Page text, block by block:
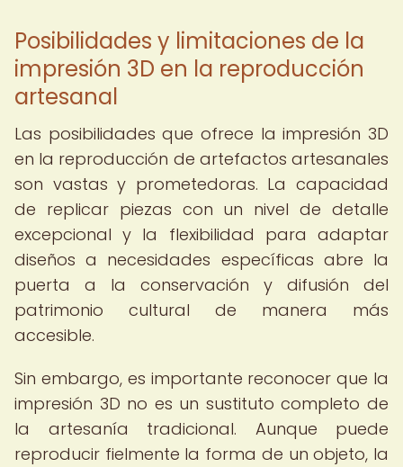
Posibilidades y limitaciones de la
impresión 3D en la reproducción
artesanal
Las posibilidades que ofrece la impresión 3D
en la reproducción de artefactos artesanales
son vastas y prometedoras. La capacidad
de replicar piezas con un nivel de detalle
excepcional y la flexibilidad para adaptar
diseños a necesidades específicas abre la
puerta a la conservación y difusión del
patrimonio cultural de manera más
accesible.
Sin embargo, es importante reconocer que la
impresión 3D no es un sustituto completo de
la artesanía tradicional. Aunque puede
reproducir fielmente la forma de un objeto, la